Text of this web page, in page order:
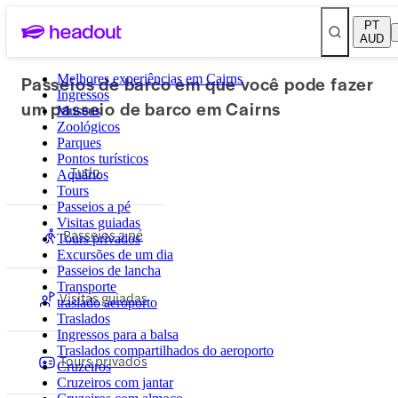
PT
AUD
Melhores experiências em Cairns
Ingressos
Museus
Zoológicos
Parques
Pontos turísticos
Aquários
Tours
Passeios a pé
Visitas guiadas
Tours privados
Excursões de um dia
Passeios de lancha
Transporte
traslado aeroporto
Traslados
Ingressos para a balsa
Traslados compartilhados do aeroporto
Cruzeiros
Cruzeiros com jantar
Passeios de barco em que você pode fazer
um passeio de barco em Cairns
Tudo
Passeios a pé
Visitas guiadas
Tours privados